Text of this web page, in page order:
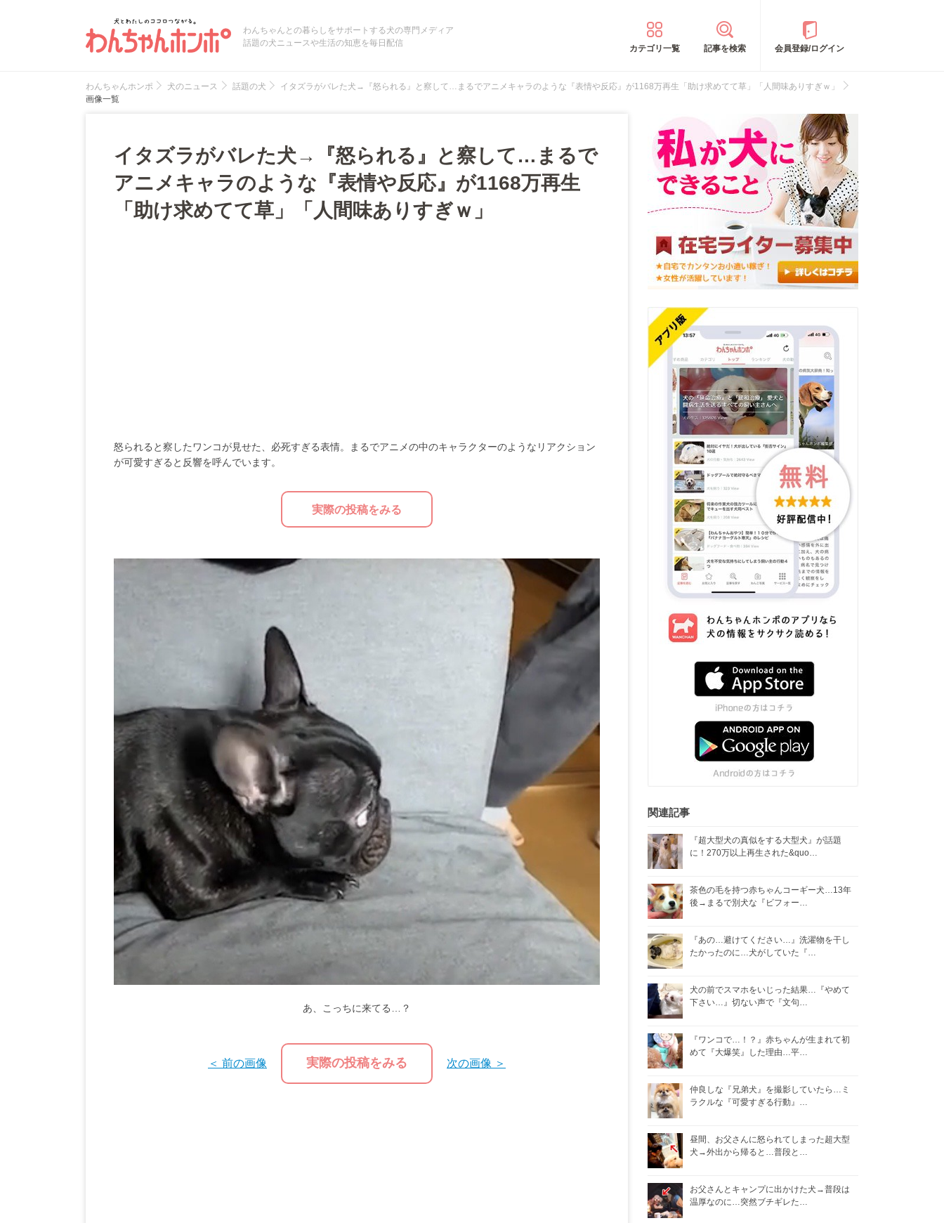
わんちゃんとの暮らしをサポートする犬の専門メディア
話題の犬ニュースや生活の知恵を毎日配信
カテゴリ一覧 記事を検索 会員登録/ログイン
わんちゃんホンポ 犬のニュース 話題の犬
イタズラがバレた犬→『怒られる』と察して…まるでアニメキャラのような『表情や反応』が1168万再生「助け求めてて草」「人間味ありすぎｗ」
画像一覧
イタズラがバレた犬→『怒られる』と察して…まるで
アニメキャラのような『表情や反応』が1168万再生
「助け求めてて草」「人間味ありすぎｗ」
怒られると察したワンコが見せた、必死すぎる表情。まるでアニメの中のキャラクターのようなリアクション
が可愛すぎると反響を呼んでいます。
実際の投稿をみる
あ、こっちに来てる…？
＜ 前の画像 実際の投稿をみる 次の画像 ＞
関連記事
『超大型犬の真似をする大型犬』が話題
に！270万以上再生された&quo…
茶色の毛を持つ赤ちゃんコーギー犬…13年
後→まるで別犬な『ビフォー…
『あの…避けてください…』洗濯物を干し
たかったのに…犬がしていた『…
犬の前でスマホをいじった結果…『やめて
下さい…』切ない声で『文句…
『ワンコで…！？』赤ちゃんが生まれて初
めて『大爆笑』した理由…平…
仲良しな『兄弟犬』を撮影していたら…ミ
ラクルな『可愛すぎる行動』…
昼間、お父さんに怒られてしまった超大型
犬→外出から帰ると…普段と…
お父さんとキャンプに出かけた犬→普段は
温厚なのに…突然ブチギレた…